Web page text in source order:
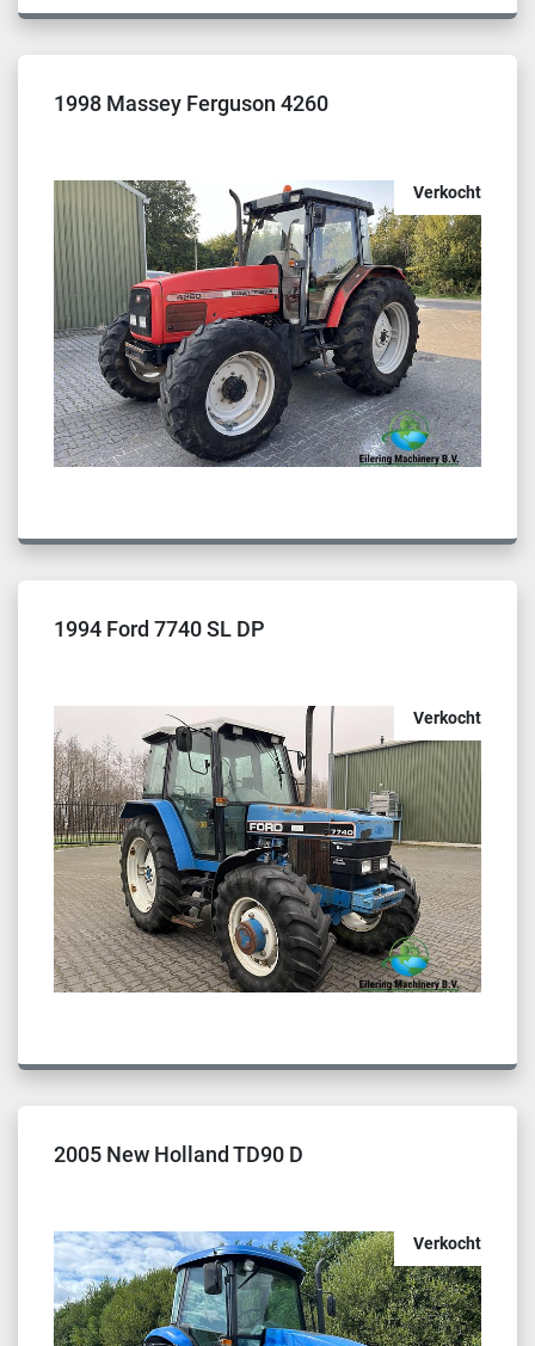
1998 Massey Ferguson 4260
Verkocht
1994 Ford 7740 SL DP
Verkocht
2005 New Holland TD90 D
Verkocht